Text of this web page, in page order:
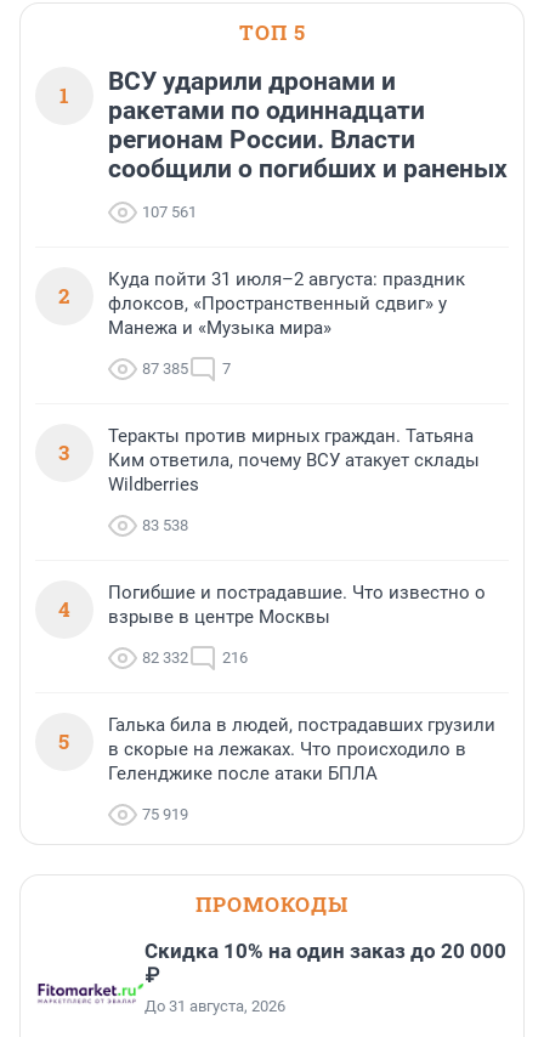
ТОП 5
1
ВСУ ударили дронами и
ракетами по одиннадцати
регионам России. Власти
сообщили о погибших и раненых
107 561
2
Куда пойти 31 июля–2 августа: праздник
флоксов, «Пространственный сдвиг» у
Манежа и «Музыка мира»
87 385 7
3
Теракты против мирных граждан. Татьяна
Ким ответила, почему ВСУ атакует склады
Wildberries
83 538
4
Погибшие и пострадавшие. Что известно о
взрыве в центре Москвы
82 332 216
5
Галька била в людей, пострадавших грузили
в скорые на лежаках. Что происходило в
Геленджике после атаки БПЛА
75 919
ПРОМОКОДЫ
Скидка 10% на один заказ до 20 000
₽
До 31 августа, 2026